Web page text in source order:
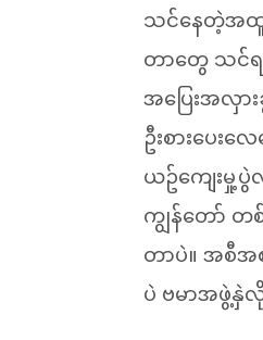
သင်နေတဲ့အထူ
တာတွေ သင်ရ
အပြေးအလှာ
ဦးစားပေး
ယဥ်ကျေးမှု့ပွဲ
ကျွန်တော်
တာပဲ။ အစီ
ပဲ ဗမာအဖွဲ့